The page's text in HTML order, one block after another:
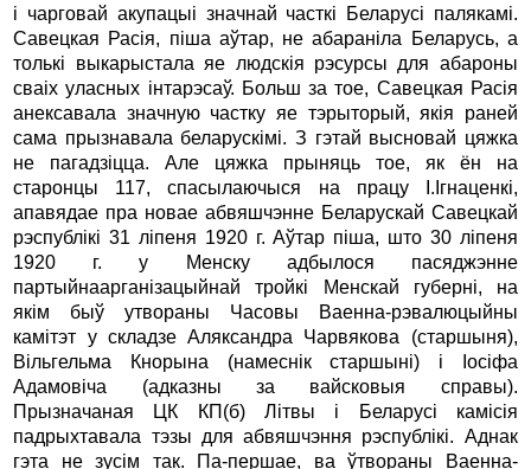
i чарговай акупацыi значнай часткi Беларусi палякамi.
Савецкая Расiя, пiша аўтар, не абаранiла Беларусь, а
толькi выкарыстала яе людскiя рэсурсы для абароны
сваiх уласных iнтарэсаў. Больш за тое, Савецкая Расiя
анексавала значную частку яе тэрыторый, якiя раней
сама прызнавала беларускiмi. З гэтай высновай цяжка
не пагадзiцца. Але цяжка прыняць тое, як ён на
старонцы 117, спасылаючыся на працу I.Iгнаценкi,
апавядае пра новае абвяшчэнне Беларускай Савецкай
рэспублiкi 31 лiпеня 1920 г. Аўтар пiша, што 30 лiпеня
1920 г. у Менску адбылося пасяджэнне
партыйнаарганiзацыйнай тройкi Менскай губернi, на
якiм быў утвораны Часовы Ваенна-рэвалюцыйны
камiтэт у складзе Аляксандра Чарвякова (старшыня),
Вiльгельма Кнорына (намеснiк старшынi) i Iосiфа
Адамовiча (адказны за вайсковыя справы).
Прызначаная ЦК КП(б) Лiтвы i Беларусi камiсiя
падрыхтавала тэзы для абвяшчэння рэспублiкi. Аднак
гэта не зусiм так. Па-першае, ва ўтвораны Ваенна-